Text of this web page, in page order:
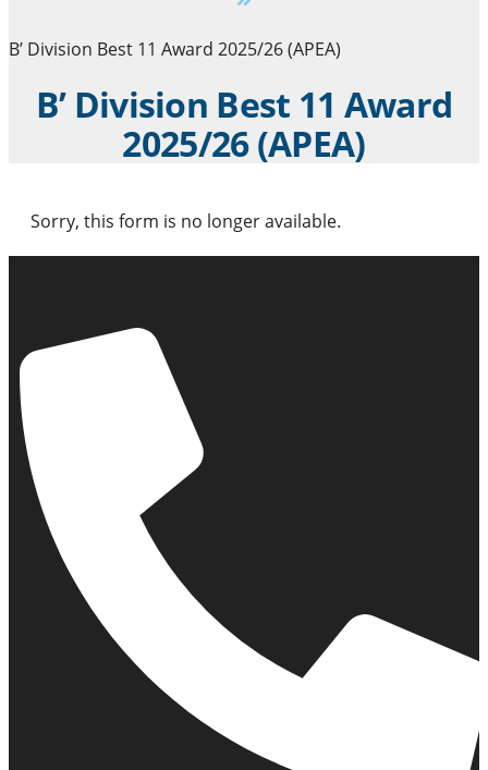
B’ Division Best 11 Award 2025/26 (APEA)
B’ Division Best 11 Award
2025/26 (APEA)
Sorry, this form is no longer available.